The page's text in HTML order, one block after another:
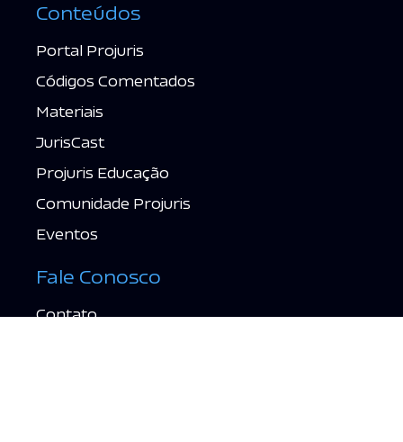
Conteúdos
Portal Projuris
Códigos Comentados
Materiais
JurisCast
Projuris Educação
Comunidade Projuris
Eventos
Fale Conosco
Contato